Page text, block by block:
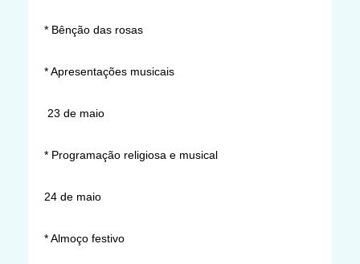
* Bênção das rosas
* Apresentações musicais
23 de maio
* Programação religiosa e musical
24 de maio
* Almoço festivo